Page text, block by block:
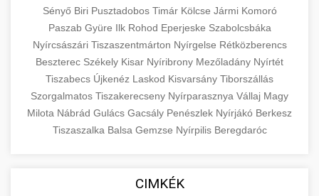
Sényő Biri Pusztadobos Timár Kölcse Jármi Komoró
Paszab Gyüre Ilk Rohod Eperjeske Szabolcsbáka
Nyírcsászári Tiszaszentmárton Nyírgelse Rétközberencs
Beszterec Székely Kisar Nyíribrony Mezőladány Nyírtét
Tiszabecs Újkenéz Laskod Kisvarsány Tiborszállás
Szorgalmatos Tiszakerecseny Nyírparasznya Vállaj Magy
Milota Nábrád Gulács Gacsály Penészlek Nyírjákó Berkesz
Tiszaszalka Balsa Gemzse Nyírpilis Beregdaróc
CIMKÉK